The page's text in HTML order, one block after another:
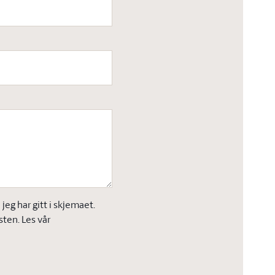
har gitt i skjemaet.
Les vår